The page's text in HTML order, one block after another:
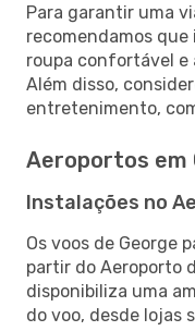
Para garantir uma
recomendamos
roupa confortável e
Além disso,
entretenimento,
Aeroportos em
Instalações no
Os voos de George
partir do Aeroporto
disponibiliza uma
do voo, desde lojas